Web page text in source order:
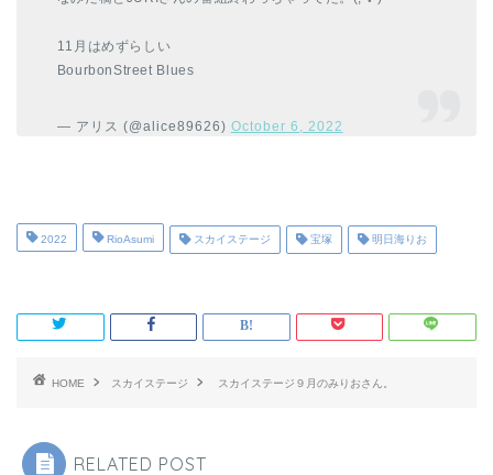
11月はめずらしい
BourbonStreet Blues
— アリス (@alice89626) October 6, 2022
2022 RioAsumi スカイステージ 宝塚 明日海りお
HOME スカイステージ スカイステージ９月のみりおさん。
RELATED POST